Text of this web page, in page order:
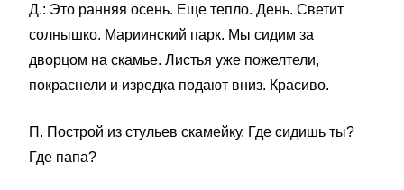
Д.: Это ранняя осень. Еще тепло. День. Светит
солнышко. Мариинский парк. Мы сидим за
дворцом на скамье. Листья уже пожелтели,
покраснели и изредка подают вниз. Красиво.
П. Построй из стульев скамейку. Где сидишь ты?
Где папа?